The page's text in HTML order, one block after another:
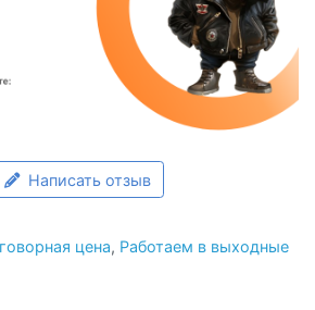
Написать отзыв
цена, Работаем в выходные